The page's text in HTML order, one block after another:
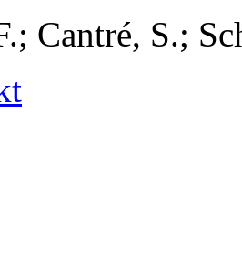
Cantré, S.;